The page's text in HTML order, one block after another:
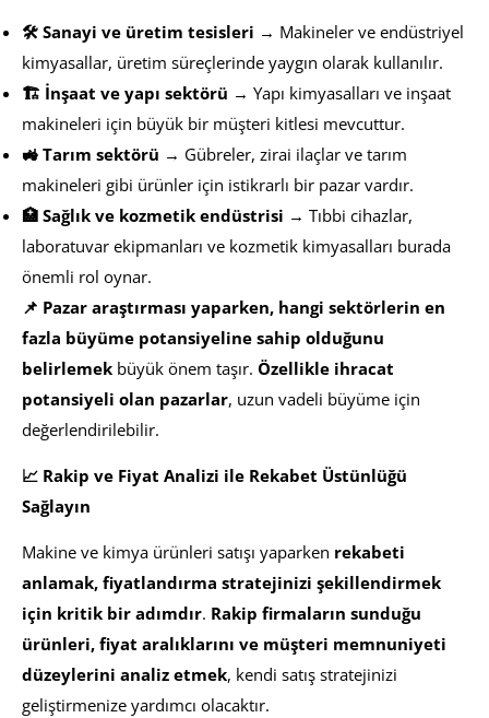
🛠️ Sanayi ve üretim tesisleri → Makineler ve endüstriyel
kimyasallar, üretim süreçlerinde yaygın olarak kullanılır.
🏗️ İnşaat ve yapı sektörü → Yapı kimyasalları ve inşaat
makineleri için büyük bir müşteri kitlesi mevcuttur.
🚜 Tarım sektörü → Gübreler, zirai ilaçlar ve tarım
makineleri gibi ürünler için istikrarlı bir pazar vardır.
🏥 Sağlık ve kozmetik endüstrisi → Tıbbi cihazlar,
laboratuvar ekipmanları ve kozmetik kimyasalları burada
önemli rol oynar.
📌 Pazar araştırması yaparken, hangi sektörlerin en
fazla büyüme potansiyeline sahip olduğunu
belirlemek büyük önem taşır. Özellikle ihracat
potansiyeli olan pazarlar, uzun vadeli büyüme için
değerlendirilebilir.
📈 Rakip ve Fiyat Analizi ile Rekabet Üstünlüğü
Sağlayın
Makine ve kimya ürünleri satışı yaparken rekabeti
anlamak, fiyatlandırma stratejinizi şekillendirmek
için kritik bir adımdır. Rakip firmaların sunduğu
ürünleri, fiyat aralıklarını ve müşteri memnuniyeti
düzeylerini analiz etmek, kendi satış stratejinizi
geliştirmenize yardımcı olacaktır.